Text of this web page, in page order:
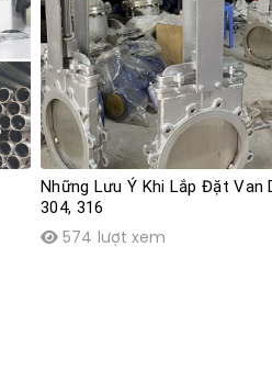
Những Lưu Ý Khi Lắp Đặt Van
304, 316
574 lượt xem